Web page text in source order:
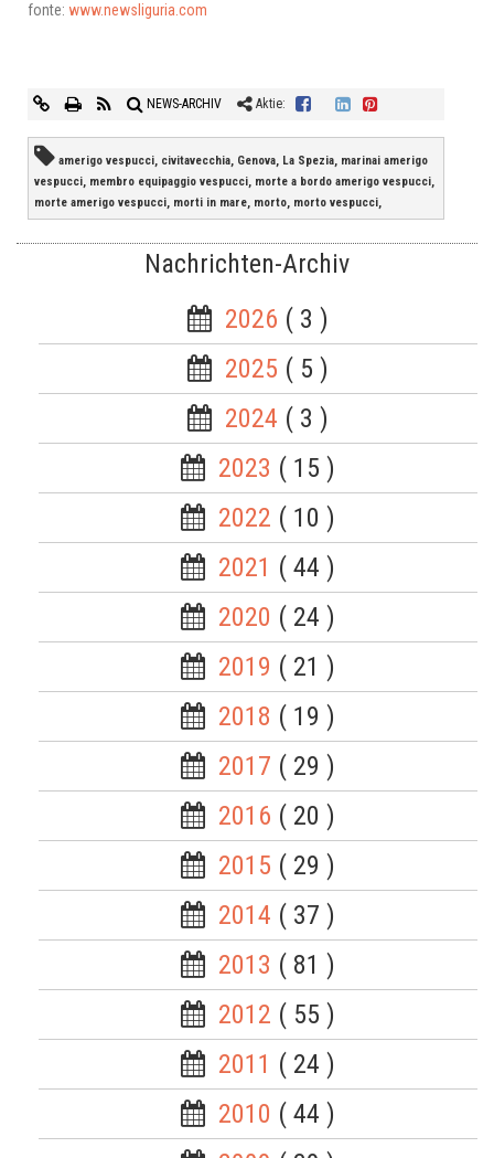
fonte: www.newsliguria.com
NEWS-ARCHIV Aktie:
amerigo vespucci, civitavecchia, Genova, La Spezia, marinai amerigo
vespucci, membro equipaggio vespucci, morte a bordo amerigo vespucci,
morte amerigo vespucci, morti in mare, morto, morto vespucci,
Nachrichten-Archiv
2026 ( 3 )
2025 ( 5 )
2024 ( 3 )
2023 ( 15 )
2022 ( 10 )
2021 ( 44 )
2020 ( 24 )
2019 ( 21 )
2018 ( 19 )
2017 ( 29 )
2016 ( 20 )
2015 ( 29 )
2014 ( 37 )
2013 ( 81 )
2012 ( 55 )
2011 ( 24 )
2010 ( 44 )